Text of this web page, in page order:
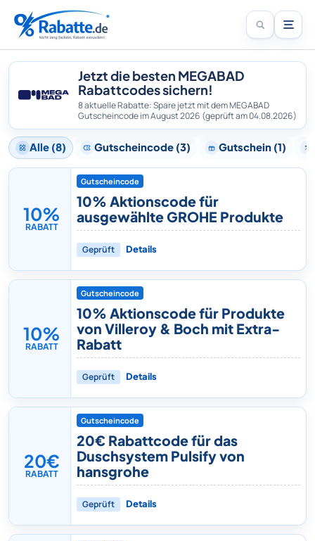
Jetzt die besten MEGABAD
Rabattcodes sichern!
8 aktuelle Rabatte: Spare jetzt mit dem MEGABAD
Gutscheincode im August 2026 (geprüft am 04.08.2026)
Alle (8) Gutscheincode (3) Gutschein (1)
10%
RABATT
Gutscheincode
10% Aktionscode für
ausgewählte GROHE Produkte
Geprüft Details
10%
RABATT
Gutscheincode
10% Aktionscode für Produkte
von Villeroy & Boch mit Extra-
Rabatt
Geprüft Details
20€
RABATT
Gutscheincode
20€ Rabattcode für das
Duschsystem Pulsify von
hansgrohe
Geprüft Details